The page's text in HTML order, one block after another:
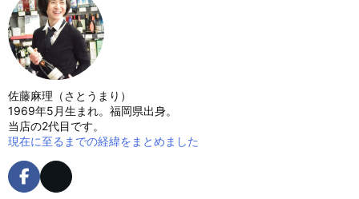
佐藤麻理（さとうまり）
1969年5月生まれ。福岡県出身。
当店の2代目です。
現在に至るまでの経緯をまとめました